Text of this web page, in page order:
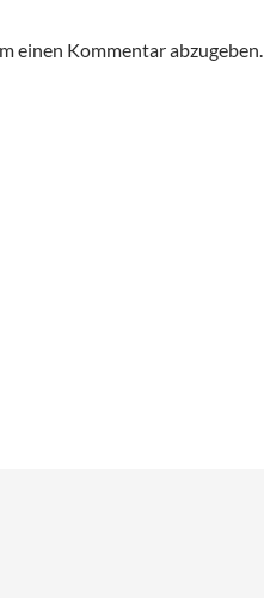
einen Kommentar abzugeben.